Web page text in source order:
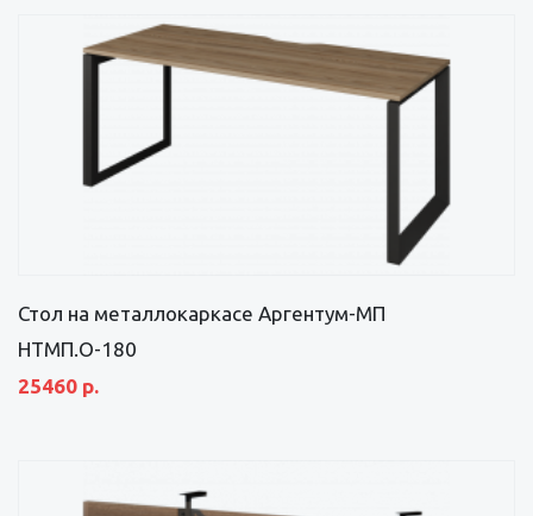
Стол на металлокаркасе Аргентум-МП
НТМП.О-180
25460 р.